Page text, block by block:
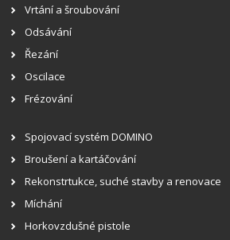
Vrtání a šroubování
Odsávání
Řezání
Oscilace
Frézování
Spojovací systém DOMINO
Broušení a kartáčování
Rekonstrtukce, suché stavby a renovace
Míchání
Horkovzdušné pistole